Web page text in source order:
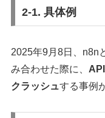
2-1. 具体例
2025年9月8日、n8n
み合わせた際に、
クラッシュする事例